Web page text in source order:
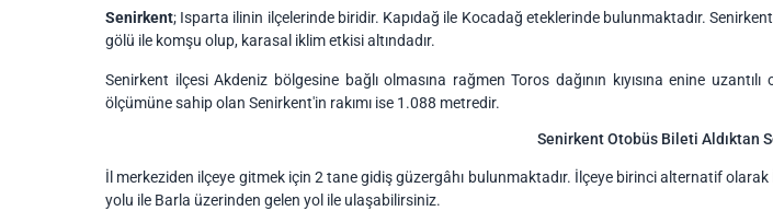
Senirkent; Isparta ilinin ilçelerinde biridir. Kapıdağ ile Kocadağ eteklerinde bulunmaktadır.
gölü ile komşu olup, karasal iklim etkisi altındadır.
Senirkent ilçesi Akdeniz bölgesine bağlı olmasına rağmen Toros dağının kıyısına enine
ölçümüne sahip olan Senirkent'in rakımı ise 1.088 metredir.
Senirkent Otobüs Bileti Aldıktan
İl merkeziden ilçeye gitmek için 2 tane gidiş güzergâhı bulunmaktadır. İlçeye birinci alternatif
yolu ile Barla üzerinden gelen yol ile ulaşabilirsiniz.